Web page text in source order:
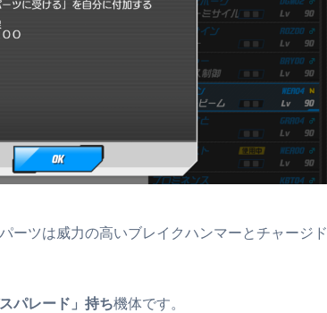
ーツは威力の高いブレイクハンマーとチャージド
パレード」持ち機体です。